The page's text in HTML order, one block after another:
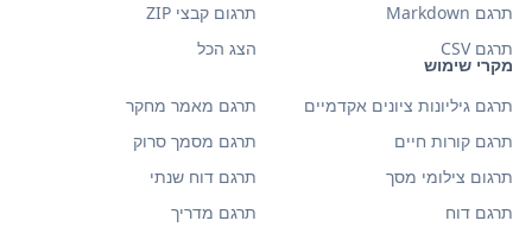
מקרי שימוש
תרגם גיליונות ציונים אקדמיים
תרגם מאמר מחקר
תרגם קורות חיים
תרגם מסמך סרוק
תרגום צילומי מסך
תרגם דוח שנתי
תרגם דוח
תרגם מדריך
תרגם Markdown
תרגום קבצי ZIP
תרגם CSV
הצג הכל